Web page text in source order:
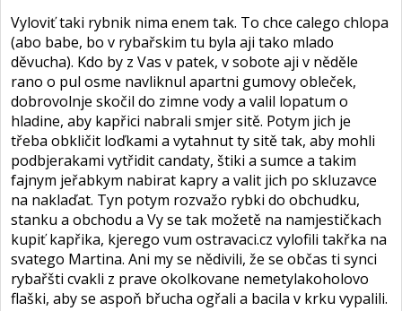
Vyloviť taki rybnik nima enem tak. To chce calego chlopa
(abo babe, bo v rybařskim tu byla aji tako mlado
děvucha). Kdo by z Vas v patek, v sobote aji v něděle
rano o pul osme navliknul apartni gumovy obleček,
dobrovolnje skočil do zimne vody a valil lopatum o
hladine, aby kapřici nabrali smjer sitě. Potym jich je
třeba obkličit loďkami a vytahnut ty sitě tak, aby mohli
podbjerakami vytřidit candaty, štiki a sumce a takim
fajnym jeřabkym nabirat kapry a valit jich po skluzavce
na naklaďat. Tyn potym rozvažo rybki do obchudku,
stanku a obchodu a Vy se tak možetě na namjestičkach
kupiť kapřika, kjerego vum ostravaci.cz vylofili takřka na
svatego Martina. Ani my se nědivili, že se občas ti synci
rybařšti cvakli z prave okolkovane nemetylakoholovo
flaški, aby se aspoň břucha ogřali a bacila v krku vypalili.